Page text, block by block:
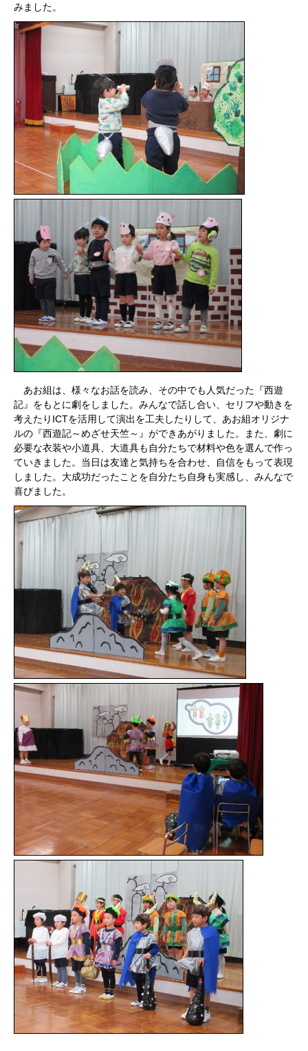
みました。
あお組は、様々なお話を読み、その中でも人気だった『西遊
記』をもとに劇をしました。みんなで話し合い、セリフや動きを
考えたり ICTを活用して演出を工夫したりして、あお組オリジナ
ルの『西遊記～めざせ天竺～』ができあがりました。また、劇に
必要な衣装や小道具、大道具も自分たちで材料や色を選んで作っ
ていきました。当日は友達と気持ちを合わせ、自信をもって表現
しました。大成功だったことを自分たち自身も実感し、みんなで
喜びました。